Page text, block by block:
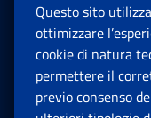
Sedi e Contatti
Software
Questo sito
ottimizzare
cookie di natura
permettere il
previo consenso